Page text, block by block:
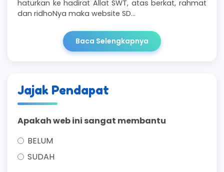
haturkan ke hadirat Allat SWT, atas berkat, rahmat
dan ridhoNya maka website SD…
Baca Selengkapnya
Jajak Pendapat
Apakah web ini sangat membantu
BELUM
SUDAH